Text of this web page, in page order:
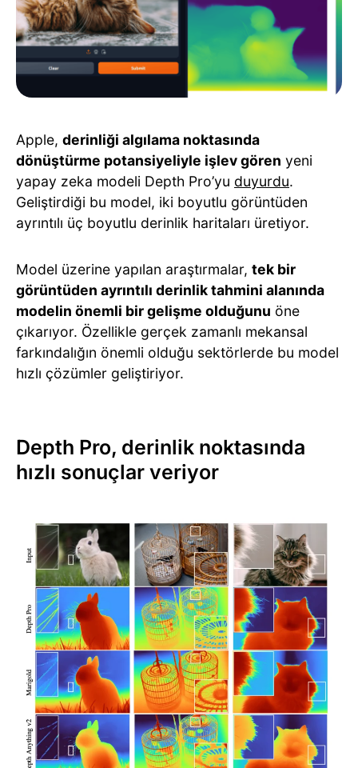
Apple, derinliği algılama noktasında
dönüştürme potansiyeliyle işlev gören yeni
yapay zeka modeli Depth Pro’yu duyurdu.
Geliştirdiği bu model, iki boyutlu görüntüden
ayrıntılı üç boyutlu derinlik haritaları üretiyor.
Model üzerine yapılan araştırmalar, tek bir
görüntüden ayrıntılı derinlik tahmini alanında
modelin önemli bir gelişme olduğunu öne
çıkarıyor. Özellikle gerçek zamanlı mekansal
farkındalığın önemli olduğu sektörlerde bu model
hızlı çözümler geliştiriyor.
Depth Pro, derinlik noktasında
hızlı sonuçlar veriyor